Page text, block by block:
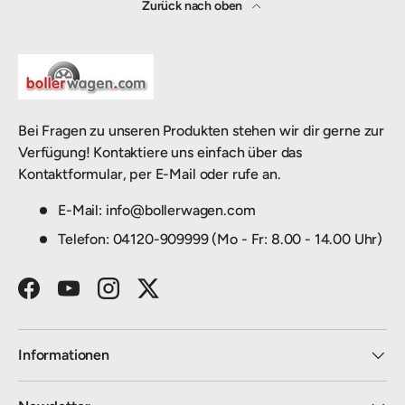
Zurück nach oben
Bei Fragen zu unseren Produkten stehen wir dir gerne zur
Verfügung! Kontaktiere uns einfach über das
Kontaktformular, per E-Mail oder rufe an.
E-Mail: info@bollerwagen.com
Telefon: 04120-909999 (Mo - Fr: 8.00 - 14.00 Uhr)
FacebookYouTubeInstagramTwitter
Informationen